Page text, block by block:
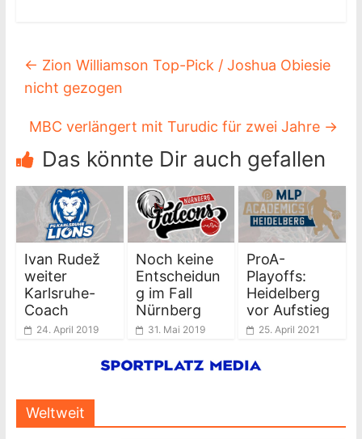
← Zion Williamson Top-Pick / Joshua Obiesie
nicht gezogen
MBC verlängert mit Turudic für zwei Jahre →
Das könnte Dir auch gefallen
Ivan Rudež
weiter
Karlsruhe-
Coach
24. April 2019
Noch keine
Entscheidun
g im Fall
Nürnberg
31. Mai 2019
ProA-
Playoffs:
Heidelberg
vor Aufstieg
25. April 2021
Weltweit